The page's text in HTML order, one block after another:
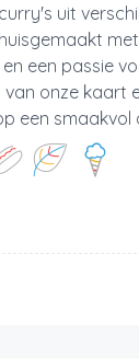
uit
een passie
van onze kaart
een smaakvol